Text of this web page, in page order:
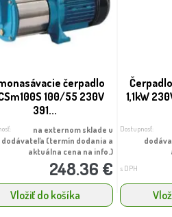
čerpadlo
100/55 230V
391...
na externom sklade u
dodávateľa (termín dodania a
aktuálna cena na info.)
248.36 €
Vložiť do košíka
1,1kW
Dostupnosť:
s DPH